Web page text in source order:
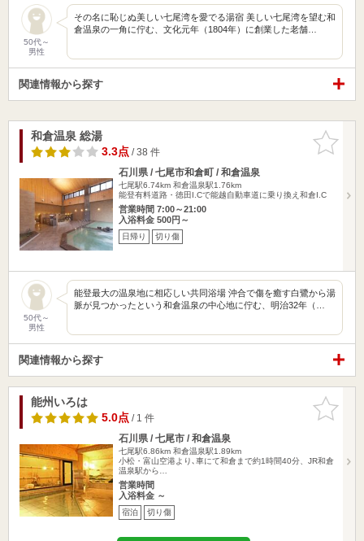
50代～
男性
その名に恥じぬ美しい七尾湾を愛でる湯宿 美しい七尾湾を望む和
倉温泉の一角に佇む、文化元年（1804年）に創業した老舗…
関連情報から探す
お気に入
りに追加
和倉温泉 総湯
3.3点/ 38 件
石川県 / 七尾市和倉町 / 和倉温泉
七尾駅6.74km 和倉温泉駅1.76km
能登有料道路・徳田I.Cで能越自動車道に乗り換え和倉I.C
営業時間 7:00～21:00
入浴料金 500円～
日帰り 切り傷
50代～
男性
能登最大の温泉地に相応しい共同浴場 沖合で傷を癒す白鷺から湯
脈が見つかったという和倉温泉の中心地に佇む、明治32年（…
関連情報から探す
お気に入
りに追加
能州いろは
5.0点/ 1 件
石川県 / 七尾市 / 和倉温泉
七尾駅6.86km 和倉温泉駅1.89km
小松・富山空港より､車にて和倉まで約1時間40分、JR和倉
温泉駅から…
営業時間
入浴料金 ～
宿泊 切り傷